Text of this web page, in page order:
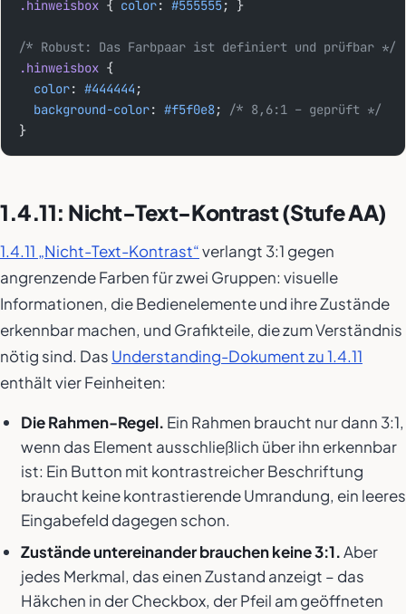
.hinweisbox { color: #555555; }
/* Robust: Das Farbpaar ist definiert und prüfbar */
.hinweisbox {
  color
: #444444 ;
  background-color
: #f5f0e8; /* 8,6:1 – geprüft */
}
1.4.11: Nicht-Text-Kontrast (Stufe AA)
1.4.11 „Nicht-Text-Kontrast“verlangt 3:1 gegen
angrenzende Farben für zwei Gruppen: visuelle
Informationen, die Bedienelemente und ihre Zustände
erkennbar machen, und Grafikteile, die zum Verständnis
nötig sind. Das Understanding-Dokument zu 1.4.11
enthält vier Feinheiten:
Die Rahmen-Regel. Ein Rahmen braucht nur dann 3:1,
wenn das Element ausschließlich über ihn erkennbar
ist: Ein Button mit kontrastreicher Beschriftung
braucht keine kontrastierende Umrandung, ein leeres
Eingabefeld dagegen schon.
Zustände untereinander brauchen keine 3:1.Aber
jedes Merkmal, das einen Zustand anzeigt – das
Häkchen in der Checkbox, der Pfeil am geöffneten